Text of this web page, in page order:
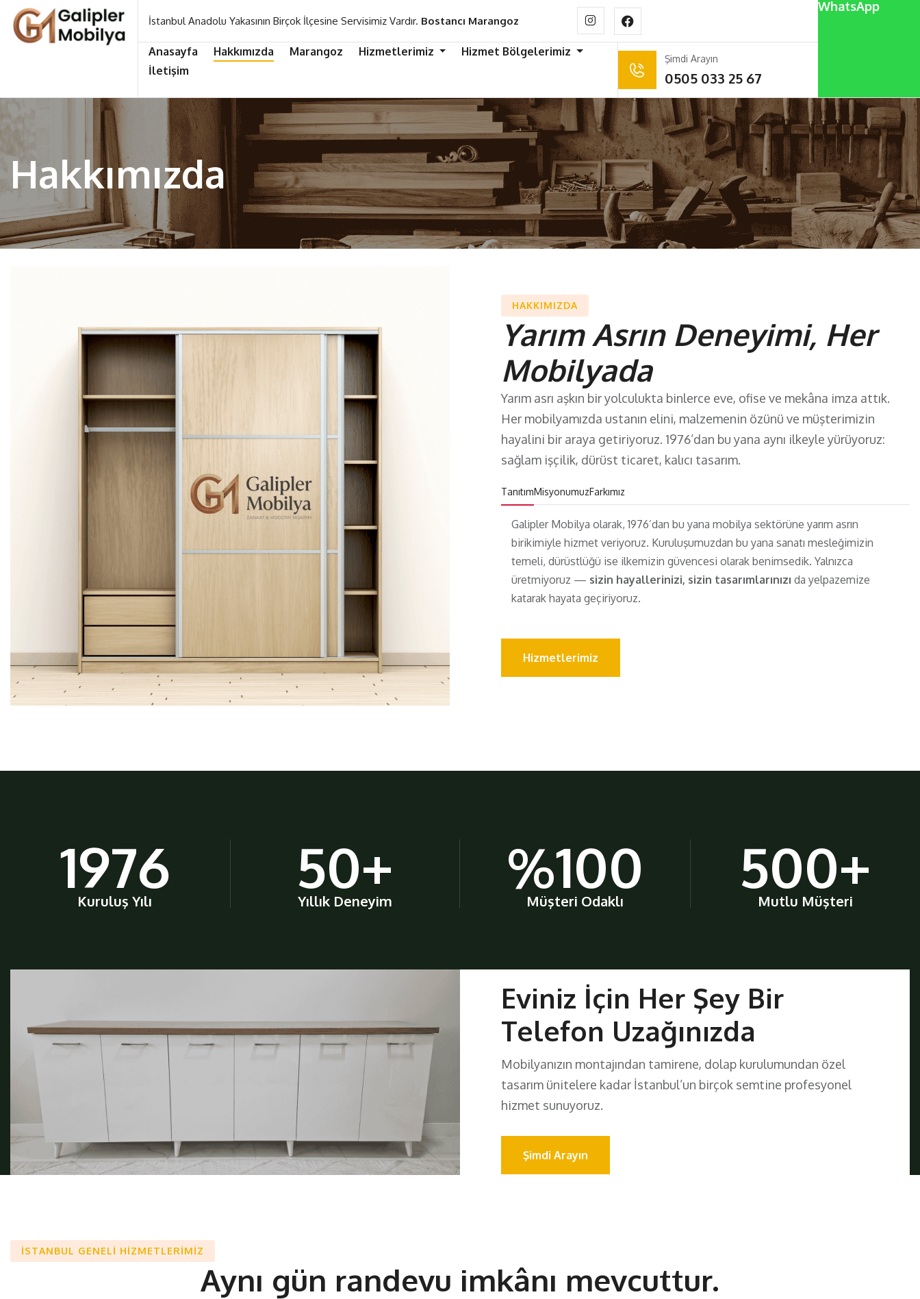
İstanbul Anadolu Yakasının Birçok İlçesine Servisimiz Vardır. Bostancı Marangoz
Anasayfa Hakkımızda Marangoz Hizmetlerimiz
Hizmet Bölgelerimiz
İletişim
Şimdi Arayın
0505 033 25 67
WhatsApp
Hakkımızda
HAKKIMIZDA
Yarım Asrın Deneyimi, Her
Mobilyada
Yarım asrı aşkın bir yolculukta binlerce eve, ofise ve mekâna imza attık.
Her mobilyamızda ustanın elini, malzemenin özünü ve müşterimizin
hayalini bir araya getiriyoruz. 1976’dan bu yana aynı ilkeyle yürüyoruz:
sağlam işçilik, dürüst ticaret, kalıcı tasarım.
TanıtımMisyonumuzFarkımız
Galipler Mobilya olarak, 1976’dan bu yana mobilya sektörüne yarım asrın
birikimiyle hizmet veriyoruz. Kuruluşumuzdan bu yana sanatı mesleğimizin
temeli, dürüstlüğü ise ilkemizin güvencesi olarak benimsedik. Yalnızca
üretmiyoruz — sizin hayallerinizi, sizin tasarımlarınızı da yelpazemize
katarak hayata geçiriyoruz.
Hizmetlerimiz
Kuruluş Yılı
1976 Yıllık Deneyim
50+ Müşteri Odaklı
%100 Mutlu Müşteri
500+
Eviniz İçin Her Şey Bir
Telefon Uzağınızda
Mobilyanızın montajından tamirene, dolap kurulumundan özel
tasarım ünitelere kadar İstanbul’un birçok semtine profesyonel
hizmet sunuyoruz.
Şimdi Arayın
İSTANBUL GENELI HIZMETLERIMIZ
Aynı gün randevu imkânı mevcuttur.